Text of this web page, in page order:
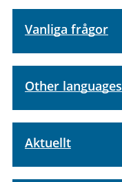
Vanliga frågor
Other languages
Aktuellt